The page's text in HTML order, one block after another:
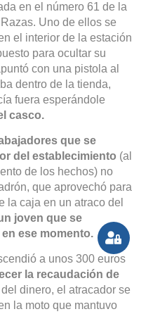
en el número 61 de la
Uno de ellos se
el interior de la estación
para ocultar su
con una pistola al
dentro de la tienda,
fuera esperándole
casco.
que se
del establecimiento (al
de los hechos) no
que aprovechó para
la caja en un atraco del
joven que se
ese momento.
a unos 300 euros
la recaudación de
dinero, el atracador se
la moto que mantuvo